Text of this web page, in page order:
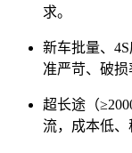
求。
新车批量、
准严苛、破损
超长途（
流，成本低、